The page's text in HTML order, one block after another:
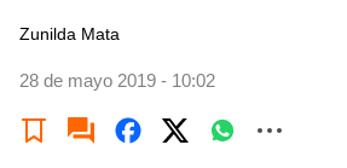
Zunilda Mata
28 de mayo 2019 - 10:02